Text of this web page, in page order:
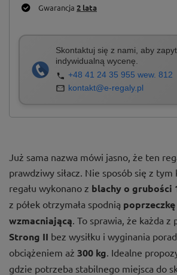
Gwarancja 2 lata
Skontaktuj się z nami, aby
indywidualną wycenę.
+48 41 24 35 955 wew. 812
kontakt@e-regaly.pl
Już sama nazwa mówi jasno, że ten
prawdziwy siłacz. Nie sposób się z tym
regału wykonano z blachy o grubości
z półek otrzymała spodnią poprzeczkę
wzmacniającą . To sprawia, że każda z
Strong II bez wysiłku i wyginania
obciążeniem aż 300 kg . Idealne
gdzie potrzeba stabilnego miejsca do